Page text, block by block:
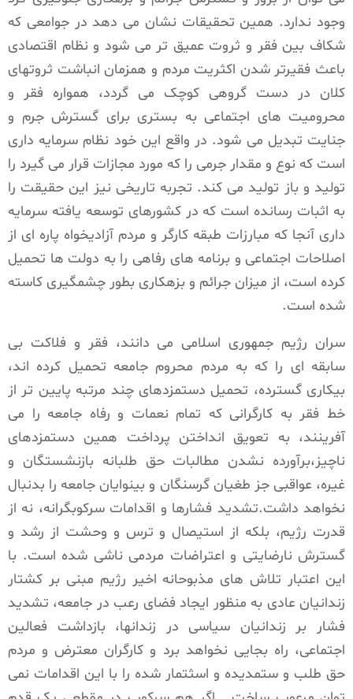
وجود ندارد. همین تحقیقات نشان می دهد در جوامعی که
شکاف بین فقر و ثروت عمیق تر می شود و نظام اقتصادی
باعث فقیرتر شدن اکثریت مردم و همزمان انباشت ثروتهای
کلان در دست گروهی کوچک می گردد، همواره فقر و
محرومیت های اجتماعی به بستری برای گسترش جرم و
جنایت تبدیل می شود. در واقع این خود نظام سرمایه داری
است که نوع و مقدار جرمی را که مورد مجازات قرار می گیرد را
تولید و باز تولید می کند. تجربه تاریخی نیز این حقیقت را
به اثبات رسانده است که در کشورهای توسعه یافته سرمایه
داری آنجا که مبارزات طبقه کارگر و مردم آزادیخواه پاره ای از
اصلاحات اجتماعی و برنامه های رفاهی را به دولت ها تحمیل
کرده است، از میزان جرائم و بزهکاری بطور چشمگیری کاسته
شده است.
سران رژیم جمهوری اسلامی می دانند، فقر و فلاکت بی
سابقه ای را که به مردم محروم جامعه تحمیل کرده اند،
بیکاری گسترده، تحمیل دستمزدهای چند مرتبه پایین تر از
خط فقر به کارگرانی که تمام نعمات و رفاه جامعه را می
آفرینند، به تعویق انداختن پرداخت همین دستمزدهای
ناچیز،برآورده نشدن مطالبات حق طلبانه بازنشستگان و
غیره، عواقبی جز طغیان گرسنگان و بینوایان جامعه را بدنبال
نخواهد داشت.تشدید فشارها و اقدامات سرکوبگرانه، نه از
قدرت رژیم، بلکه از استیصال و ترس و وحشت از رشد و
گسترش نارضایتی و اعتراضات مردمی ناشی شده است. با
این اعتبار تلاش های مذبوحانه اخیر رژیم مبنی بر کشتار
زندانیان عادی به منظور ایجاد فضای رعب در جامعه، تشدید
فشار بر زندانیان سیاسی در زندانها، بازداشت فعالین
اجتماعی، راه بجایی نخواهد برد و کارگران معترض و مردم
حق طلب و ستمدیده و اسثتمار شده را با این اقدامات نمی